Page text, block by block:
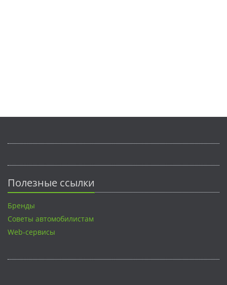
Полезные ссылки
Бренды
Советы автомобилистам
Web-сервисы